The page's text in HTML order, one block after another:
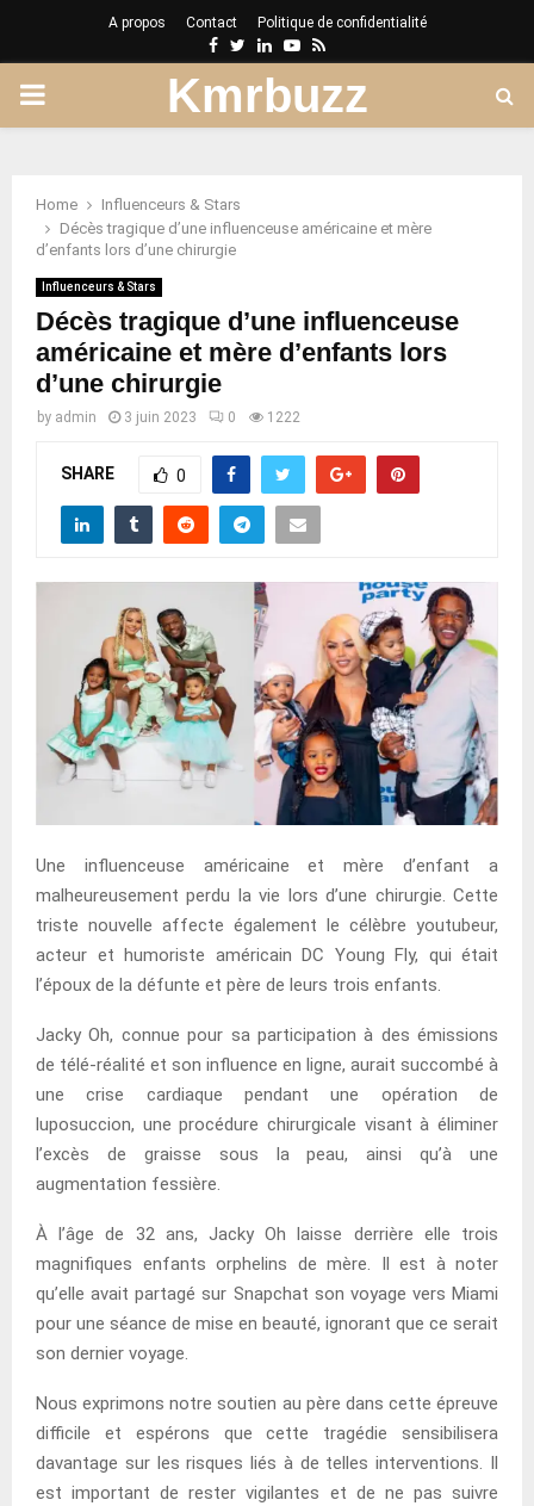
A propos Contact Politique de confidentialité
Facebook
Twitter
LinkedinYoutube
Rss
PRIMARY
Kmrbuzz
Home
Influenceurs & Stars
Décès tragique d’une influenceuse américaine et mère
d’enfants lors d’une chirurgie
Influenceurs & Stars
Décès tragique d’une influenceuse
américaine et mère d’enfants lors
d’une chirurgie
by admin 3 juin 2023 0 1222
SHARE 0
Une influenceuse américaine et mère d’enfant a
malheureusement perdu la vie lors d’une chirurgie. Cette
triste nouvelle affecte également le célèbre youtubeur,
acteur et humoriste américain DC Young Fly, qui était
l’époux de la défunte et père de leurs trois enfants.
Jacky Oh, connue pour sa participation à des émissions
de télé-réalité et son influence en ligne, aurait succombé à
une crise cardiaque pendant une opération de
luposuccion, une procédure chirurgicale visant à éliminer
l’excès de graisse sous la peau, ainsi qu’à une
augmentation fessière.
À l’âge de 32 ans, Jacky Oh laisse derrière elle trois
magnifiques enfants orphelins de mère. Il est à noter
qu’elle avait partagé sur Snapchat son voyage vers Miami
pour une séance de mise en beauté, ignorant que ce serait
son dernier voyage.
Nous exprimons notre soutien au père dans cette épreuve
difficile et espérons que cette tragédie sensibilisera
davantage sur les risques liés à de telles interventions. Il
est important de rester vigilantes et de ne pas suivre